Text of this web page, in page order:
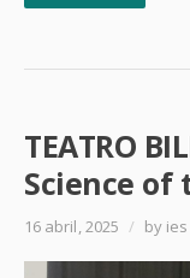
TEATRO
Science of
16 abril, 2025 / by ies